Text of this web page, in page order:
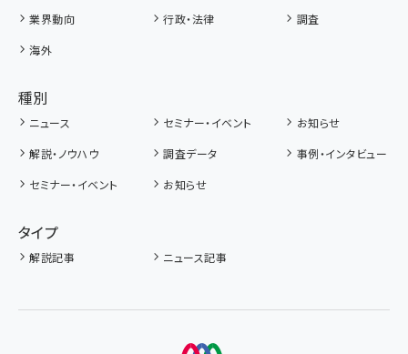
業界動向
行政・法律
調査
海外
種別
ニュース セミナー・イベント
お知らせ
解説・ノウハウ
調査データ
事例・インタビュー
セミナー・イベント
お知らせ
タイプ
解説記事 ニュース記事